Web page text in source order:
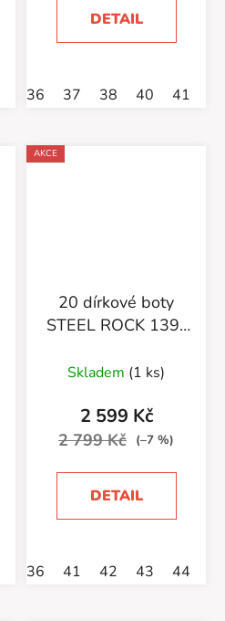
DETAIL
36 37 38 40 41
43
AKCE
20 dírkové boty
STEEL ROCK 139-
Skladem (1 ks)
2 599 Kč
2 799 Kč (–7 %)
DETAIL
36 41 42 43 44